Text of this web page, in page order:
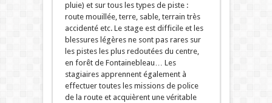
pluie) et sur tous les types de piste :
route mouillée, terre, sable, terrain très
accidenté etc. Le stage est difficile et les
blessures légères ne sont pas rares sur
les pistes les plus redoutées du centre,
en forêt de Fontainebleau… Les
stagiaires apprennent également à
effectuer toutes les missions de police
de la route et acquièrent une véritable